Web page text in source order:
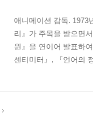
애니메이션 감독. 1973
리』가 주목을 받으면
원』을 연이어 발표하
센티미터』, 『언어의